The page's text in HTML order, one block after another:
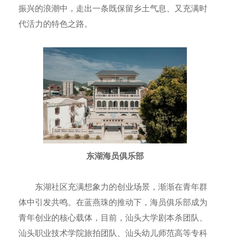
振兴的浪潮中，走出一条既保留乡土气息、又充满时
代活力的特色之路。
东湖海员俱乐部
东湖社区充满想象力的创业场景，渐渐在青年群
体中引发共鸣。在蓝燕珠的推动下，海员俱乐部成为
青年创业的核心载体，目前，汕头大学剧本杀团队、
汕头职业技术学院旅拍团队、汕头幼儿师范高等专科